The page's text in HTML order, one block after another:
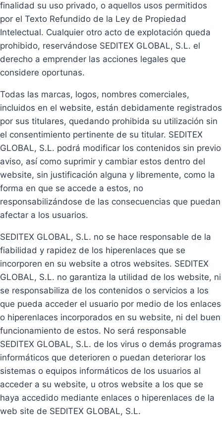
finalidad su uso privado, o aquellos usos permitidos
por el Texto Refundido de la Ley de Propiedad
Intelectual. Cualquier otro acto de explotación queda
prohibido, reservándose SEDITEX GLOBAL, S.L. el
derecho a emprender las acciones legales que
considere oportunas.
Todas las marcas, logos, nombres comerciales,
incluidos en el website, están debidamente registrados
por sus titulares, quedando prohibida su utilización sin
el consentimiento pertinente de su titular. SEDITEX
GLOBAL, S.L. podrá modificar los contenidos sin previo
aviso, así como suprimir y cambiar estos dentro del
website, sin justificación alguna y libremente, como la
forma en que se accede a estos, no
responsabilizándose de las consecuencias que puedan
afectar a los usuarios.
SEDITEX GLOBAL, S.L. no se hace responsable de la
fiabilidad y rapidez de los hiperenlaces que se
incorporen en su website a otros websites. SEDITEX
GLOBAL, S.L. no garantiza la utilidad de los website, ni
se responsabiliza de los contenidos o servicios a los
que pueda acceder el usuario por medio de los enlaces
o hiperenlaces incorporados en su website, ni del buen
funcionamiento de estos. No será responsable
SEDITEX GLOBAL, S.L. de los virus o demás programas
informáticos que deterioren o puedan deteriorar los
sistemas o equipos informáticos de los usuarios al
acceder a su website, u otros website a los que se
haya accedido mediante enlaces o hiperenlaces de la
web site de SEDITEX GLOBAL, S.L.